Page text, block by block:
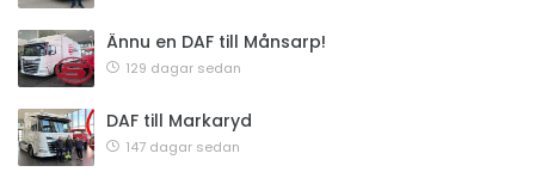
Ännu en DAF till Månsarp!
129 dagar sedan
DAF till Markaryd
147 dagar sedan